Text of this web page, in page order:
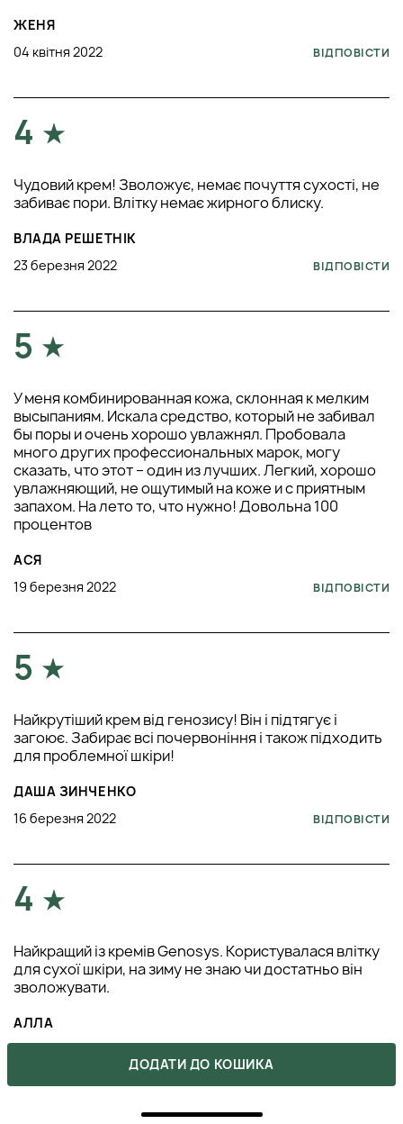
ЖЕНЯ
04 квітня 2022
ВІДПОВІСТИ
4
Чудовий крем! Зволожує, немає почуття сухості, не
забиває пори. Влітку немає жирного блиску.
ВЛАДА РЕШЕТНІК
23 березня 2022
ВІДПОВІСТИ
5
У меня комбинированная кожа, склонная к мелким
высыпаниям. Искала средство, который не забивал
бы поры и очень хорошо увлажнял. Пробовала
много других профессиональных марок, могу
сказать, что этот – один из лучших. Легкий, хорошо
увлажняющий, не ощутимый на коже и с приятным
запахом. На лето то, что нужно! Довольна 100
процентов
АСЯ
19 березня 2022
ВІДПОВІСТИ
5
Найкрутіший крем від генозису! Він і підтягує і
загоює. Забирає всі почервоніння і також підходить
для проблемної шкіри!
ДАША ЗИНЧЕНКО
16 березня 2022
ВІДПОВІСТИ
4
Найкращий із кремів Genosys. Користувалася влітку
для сухої шкіри, на зиму не знаю чи достатньо він
зволожувати.
АЛЛА
ДОДАТИ ДО КОШИКА